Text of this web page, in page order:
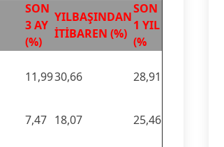
SON
3 AY
(%)
YILBAŞINDAN
İTİBAREN (%)
SON
1 YIL
(%
11,9930,66 28,91
7,47 18,07 25,46